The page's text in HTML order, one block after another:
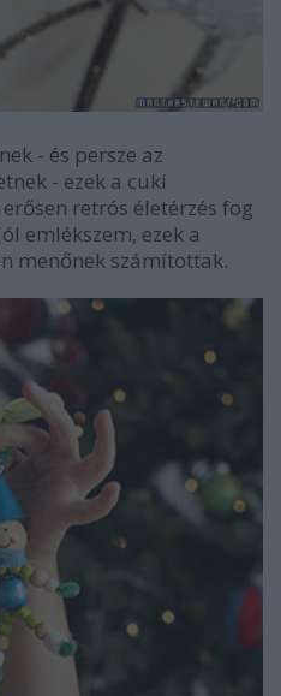
- és persze az
- ezek a cuki
erősen retrós életérzés fog
emlékszem, ezek a
menőnek számítottak.